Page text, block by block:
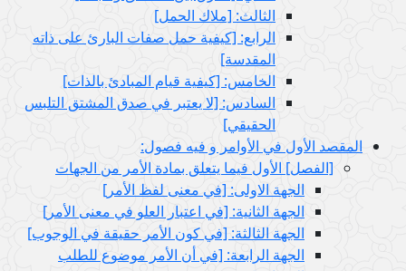
الثالث: [ملاك الحمل‏]
الرابع: [كيفية حمل صفات البارئ على ذاته
المقدسة]
الخامس: [كيفية قيام المبادئ بالذات‏]
السادس: [لا يعتبر في صدق المشتق التلبس
الحقيقي‏]
المقصد الأول في الأوامر و فيه فصول:
[الفصل‏] الأول فيما يتعلق بمادة الأمر من الجهات
الجهة الاولى: [في معنى لفظ الأمر]
الجهة الثانية: [في اعتبار العلو في معنى الأمر]
الجهة الثالثة: [في كون الأمر حقيقة في الوجوب‏]
الجهة الرابعة: [في أن الأمر موضوع للطلب